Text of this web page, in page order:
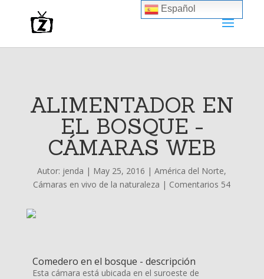
ALIMENTADOR EN
EL BOSQUE -
CÁMARAS WEB
Autor: jenda | May 25, 2016 |América del Norte,
Cámaras en vivo de la naturaleza | Comentarios 54
Comedero en el bosque - descripción
Esta cámara está ubicada en el suroeste de
Español